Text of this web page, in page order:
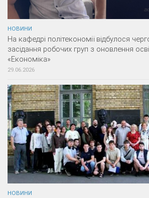
НОВИНИ
На кафедрі політекономії відбулося
засідання робочих груп з оновлення
«Економіка»
29.06.2026
НОВИНИ